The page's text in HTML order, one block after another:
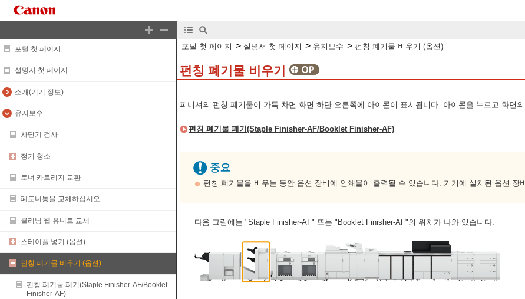
포털 첫 페이지
설명서 첫 페이지
소개(기기 정보)
유지보수
차단기 검사
정기 청소
토너 카트리지 교환
폐토너통을 교체하십시오.
클리닝 웹 유니트 교체
스테이플 넣기 (옵션)
펀칭 폐기물 비우기 (옵션)
펀칭 폐기물 폐기(Staple Finisher-AF/Booklet
Finisher-AF)
포털 첫 페이지 > 설명서 첫 페이지 > 유지보수 > 펀칭 폐기물 비우기 (옵션)
펀칭 폐기물 비우기
피니셔의 펀칭 폐기물이 가득 차면 화면 하단 오른쪽에 아이콘이 표시됩니다. 아이콘을 누르고 화면
펀칭 폐기물 폐기(Staple Finisher-AF/Booklet Finisher-AF)
펀칭 폐기물을 비우는 동안 옵션 장비에 인쇄물이 출력될 수 있습니다. 기기에 설치된 옵션 장
다음 그림에는 "Staple Finisher-AF" 또는 "Booklet Finisher-AF"의 위치가 나와 있습니다.